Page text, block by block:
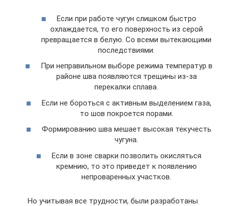
Если при работе чугун слишком быстро
охлаждается, то его поверхность из серой
превращается в белую. Со всеми вытекающими
последствиями.
При неправильном выборе режима температур в
районе шва появляются трещины из-за
перекалки сплава.
Если не бороться с активным выделением газа,
то шов покроется порами.
Формированию шва мешает высокая текучесть
чугуна.
Если в зоне сварки позволить окисляться
кремнию, то это приведет к появлению
непроваренных участков.
Но учитывая все трудности, были разработаны